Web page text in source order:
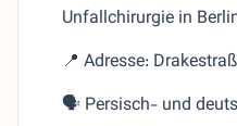
Unfallchirurgie in
📍 Adresse:
🗣️ Persisch- und